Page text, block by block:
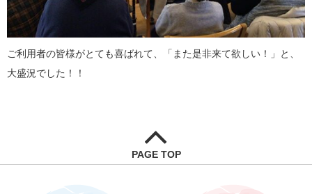
ご利用者の皆様がとても喜ばれて、「また是非来て欲しい！」と、
大盛況でした！！
PAGE TOP